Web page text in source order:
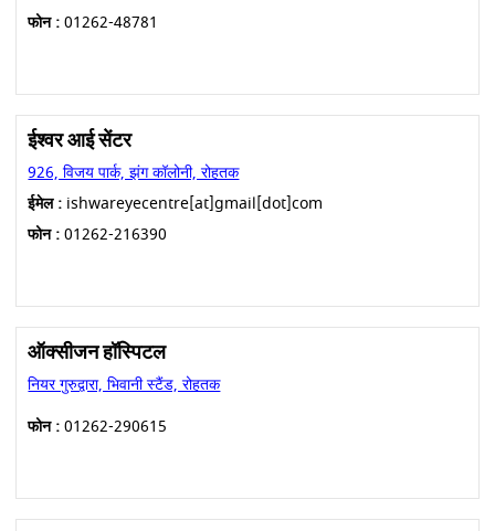
फोन :01262-48781
ईश्वर आई सेंटर
926, विजय पार्क, झंग कॉलोनी, रोहतक
ईमेल : ishwareyecentre[at]gmail[dot]com
फोन :01262-216390
ऑक्सीजन हॉस्पिटल
नियर गुरुद्वारा, भिवानी स्टैंड, रोहतक
फोन :01262-290615